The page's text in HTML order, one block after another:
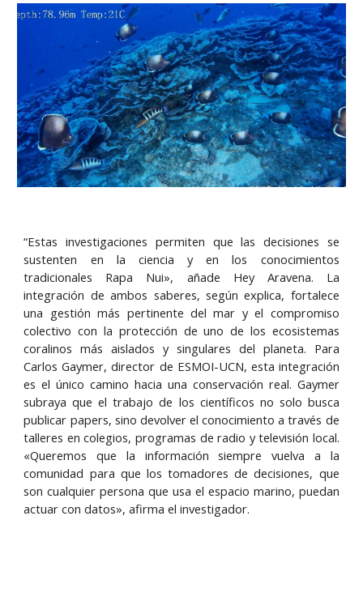
“Estas investigaciones permiten que las decisiones se
sustenten en la ciencia y en los conocimientos
tradicionales Rapa Nui», añade Hey Aravena. La
integración de ambos saberes, según explica, fortalece
una gestión más pertinente del mar y el compromiso
colectivo con la protección de uno de los ecosistemas
coralinos más aislados y singulares del planeta. Para
Carlos Gaymer, director de ESMOI-UCN, esta integración
es el único camino hacia una conservación real. Gaymer
subraya que el trabajo de los científicos no solo busca
publicar papers, sino devolver el conocimiento a través de
talleres en colegios, programas de radio y televisión local.
«Queremos que la información siempre vuelva a la
comunidad para que los tomadores de decisiones, que
son cualquier persona que usa el espacio marino, puedan
actuar con datos», afirma el investigador.